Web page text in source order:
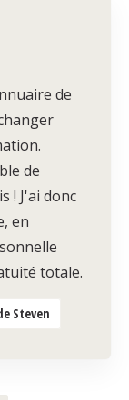
de
de
! J'ai donc
en
totale.
Steven